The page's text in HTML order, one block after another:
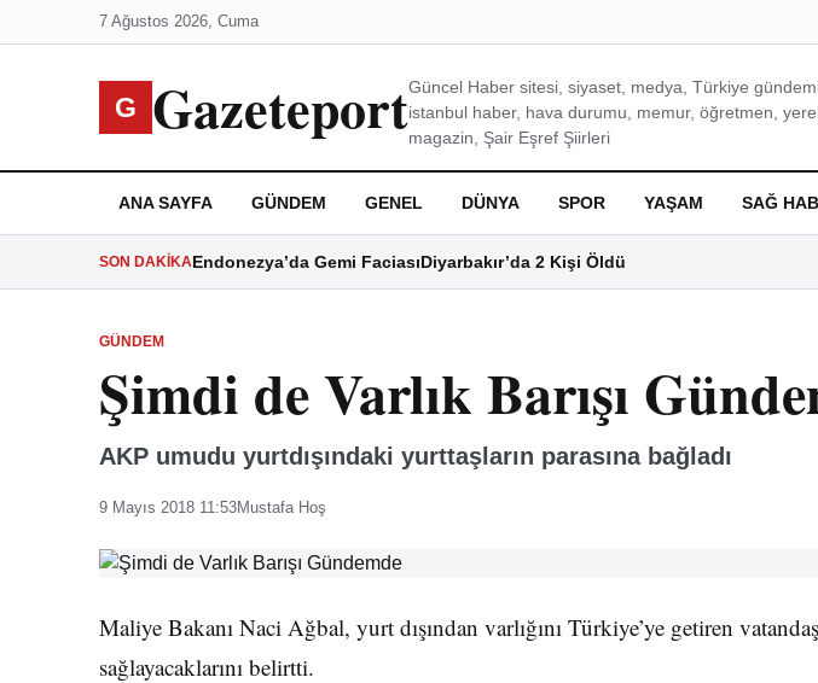
7 Ağustos 2026, Cuma
G GazeteportGüncel Haber sitesi, siyaset, medya, Türkiye
istanbul haber, hava durumu, memur, öğretmen,
magazin, Şair Eşref Şiirleri
ANA SAYFA GÜNDEM GENEL DÜNYA SPOR YAŞAM SAĞ
SON DAKIKAEndonezya’da Gemi FaciasıDiyarbakır’da 2 Kişi Öldü
GÜNDEM
Şimdi de Varlık Barışı
AKP umudu yurtdışındaki yurttaşların parasına bağladı
9 Mayıs 2018 11:53Mustafa Hoş
Maliye Bakanı Naci Ağbal, yurt dışından varlığını Türkiye’ye getiren
sağlayacaklarını belirtti.